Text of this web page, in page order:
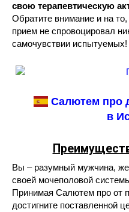
свою терапевтическую
Обратите внимание и на
прием не спровоцировал
самочувствии испытуемых!
Салютем про
в
Вы – разумный мужчина,
своей мочеполовой
Принимая Салютем про от
достигните поставленной